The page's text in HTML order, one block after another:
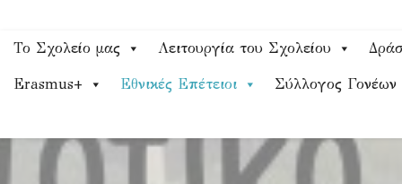
Το Σχολείο μας Λειτουργία του Σχολείου
Erasmus+ Εθνικές Επέτειοι Σύλλογος Γονέων